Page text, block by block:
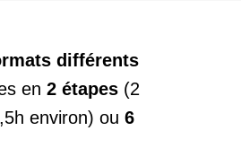
différents
en 2 étapes (2
environ) ou 6